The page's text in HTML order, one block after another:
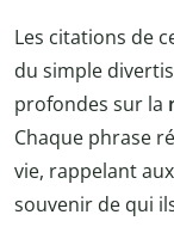
Les citations de
du simple
profondes sur la
Chaque phrase
vie, rappelant
souvenir de qui